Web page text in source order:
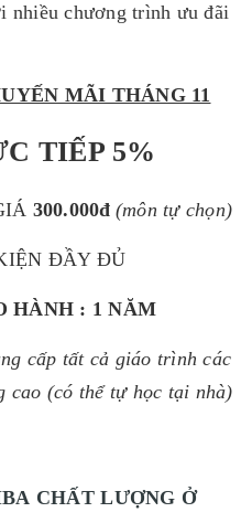
nhiều chương trình ưu đãi
MÃI THÁNG 11
TIẾP 5%
300.000đ (môn tự chọn)
ĐẦY ĐỦ
HÀNH : 1 NĂM
cấp tất cả giáo trình các
cao (có thể tự học tại nhà)
CHẤT LƯỢNG Ở